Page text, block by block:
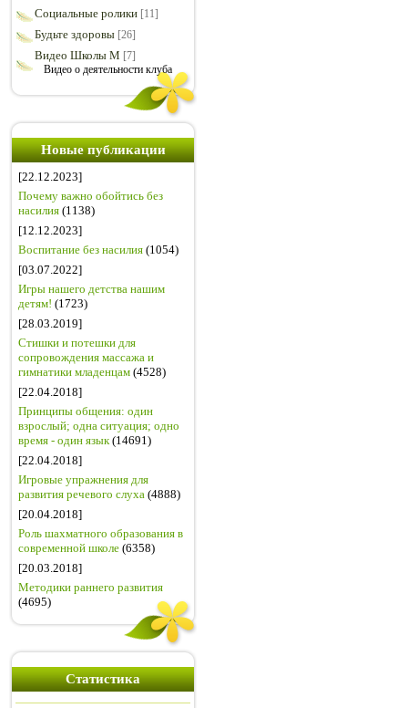
Социальные ролики [11]
Будьте здоровы [26]
Видео Школы М [7]
Видео о деятельности клуба
Новые публикации
[22.12.2023]
Почему важно обойтись без
насилия (1138)
[12.12.2023]
Воспитание без насилия (1054)
[03.07.2022]
Игры нашего детства нашим
детям! (1723)
[28.03.2019]
Стишки и потешки для
сопровождения массажа и
гимнатики младенцам (4528)
[22.04.2018]
Принципы общения: один
взрослый; одна ситуация; одно
время - один язык(14691)
[22.04.2018]
Игровые упражнения для
развития речевого слуха (4888)
[20.04.2018]
Роль шахматного образования в
современной школе (6358)
[20.03.2018]
Методики раннего развития
(4695)
Статистика